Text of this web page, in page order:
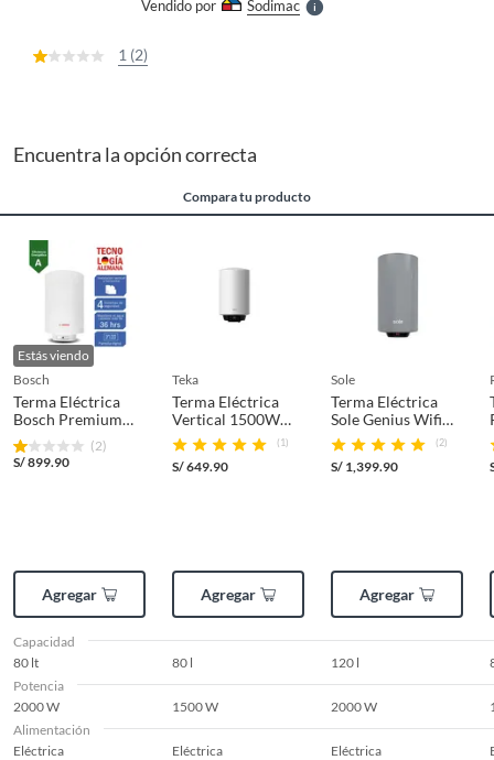
Vendido por SodimacS
1 (2)
Encuentra la opción correcta
Compara tu producto
Estás viendo
bosch
Terma Eléctrica
Bosch Premium
80L + Kit de
Instalación (2)
S/899.90
Agregar
teka
Terma Eléctrica
Vertical 1500W
80L
(1)
S/649.90
Agregar
sole
Terma Eléctrica
Sole Genius Wifi
120 Litros
(2)
S/ 1,399.90
Agregar
Capacidad
80 lt
80 l 120 l
Potencia
2000 W
1500 W 2000 W
Alimentación
Eléctrica
Eléctrica Eléctrica